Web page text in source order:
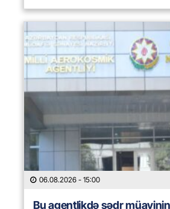
06.08.2026 - 15:00
Bu agentlikdə sədr